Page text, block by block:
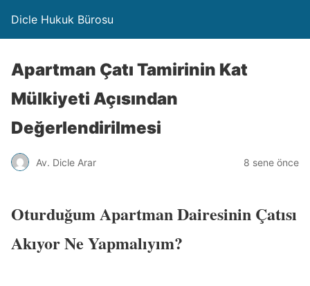
Dicle Hukuk Bürosu
Apartman Çatı Tamirinin Kat
Mülkiyeti Açısından
Değerlendirilmesi
Av. Dicle Arar 8 sene önce
Oturduğum Apartman Dairesinin Çatısı
Akıyor Ne Yapmalıyım?